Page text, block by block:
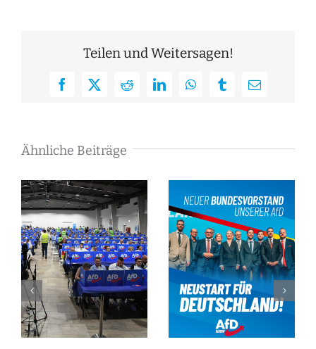
Teilen und Weitersagen!
Facebook
X RedditLinkedInWhatsAppTumblrE-
Ähnliche Beiträge